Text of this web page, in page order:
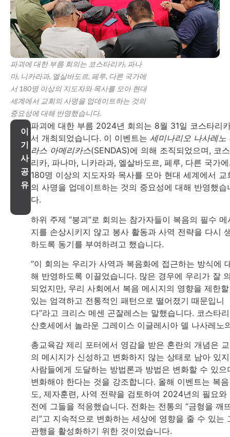
파괴에 대한 부름 회의는 코스타리카, 파나
마, 니카라과, 엘살바도르, 페루, 다른 국가에
서 180명 이상의 지도자와 목사를 모아 현대
세계에서 교회의 사명을 업데이트하는 것의
중요성에 대해 반영했습니다.
이
기
사
공
유
파괴에 대한 부름 2024년 회의는 8월 31일 코스타리
서 개최되었습니다. 이 이벤트는 세미나리오 나사레노
라스 아메리카스(SENDAS)에 의해 조직되었으며, 코
리카, 파나마, 니카라과, 엘살바도르, 페루, 다른 국가
180명 이상의 지도자와 목사를 모아 현대 세계에서 교
의 사명을 업데이트하는 것의 중요성에 대해 반영했습
다.
하위 주제 “붕괴”로 회의는 참가자들이 복음의 필수 메
지를 손상시키지 않고 봉사 활동과 사역 전략을 다시
하도록 동기를 부여하려고 했습니다.
“이 회의는 우리가 사역과 복음화에 접근하는 방식에
해 반영하도록 이끌었습니다. 많은 경우에 우리가 잘
되었지만, 우리 사회에서 복음 메시지의 영향을 제한
있는 엄격하고 전통적인 패턴으로 떨어졌기 때문입니
다”라고 크리스 메센 곤잘레스는 말했습니다. 코스타
산호세에서 놀라운 그레이스 이글레시아 델 나사레노
총교육감 제리 포터에서 영감을 받은 혼란의 개념은
의 메시지가 신성하고 변화하지 않는 상태로 남아 있
사람들에게 도달하는 방법론과 방법은 변화할 수 있으
변화해야 한다는 것을 강조합니다. 올해 이벤트는 복
도, 제자훈련, 사역 전략을 검토하여 2024년의 필요와
전에 그들을 적응했습니다. 전화는 전통의 “금형을 깨
리”고 지속적으로 변화하는 세상에 영향을 줄 수 있는
관행을 활성화하기 위한 것이었습니다.